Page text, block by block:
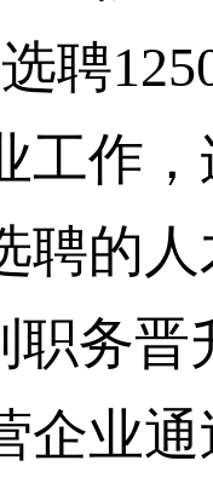
聘
工作
聘的
职务
企业